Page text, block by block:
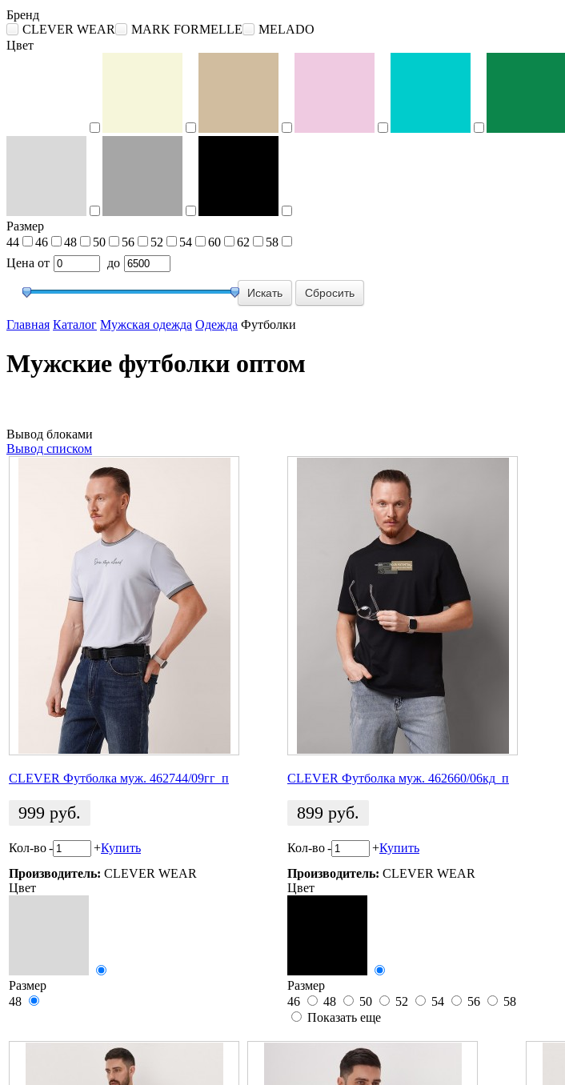
Бренд
CLEVER WEAR
MARK FORMELLE
MELADO
Цвет
Размер
44
46 48 50 56 52 54 60 62
58
Цена от до
Сбросить
Главная Каталог Мужская одежда Одежда Футболки
Мужские футболки оптом
Вывод блоками
Вывод списком
CLEVER Футболка муж. 462744/09гг_п
999 руб.
Кол-во- +Купить
Производитель: CLEVER WEAR
Цвет
Размер
48
CLEVER Футболка муж. 462660/06кд_п
899 руб.
Кол-во- +Купить
Производитель: CLEVER WEAR
Цвет
Размер
46
48 50 52 54 56
58
Показать еще